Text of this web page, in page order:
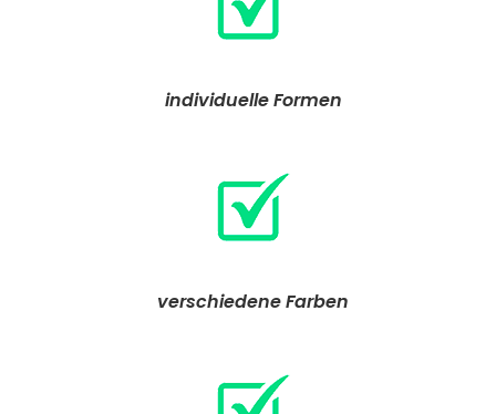
individuelle Formen
verschiedene Farben